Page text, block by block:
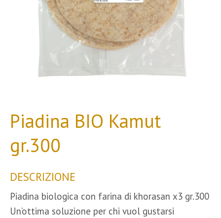
Piadina BIO Kamut
gr.300
DESCRIZIONE
Piadina biologica con farina di khorasan x3 gr.300
Un’ottima soluzione per chi vuol gustarsi